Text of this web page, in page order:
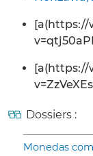
[a(https://
[a(https://
Dossiers :
Monedas